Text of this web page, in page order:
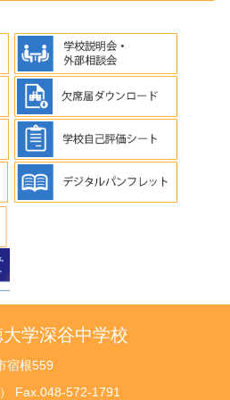
学深谷中学校
宿根559
Fax.048-572-1791